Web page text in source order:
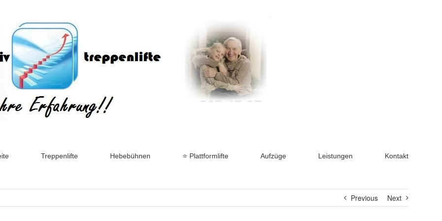
Treppenlifte Hebebühnen ⭐ Plattformlifte Aufzüge Leistungen Kontakt
Previous Next